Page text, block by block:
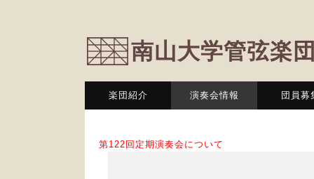
南山大学管弦楽
楽団紹介 演奏会情報 団員募
第122回定期演奏会について